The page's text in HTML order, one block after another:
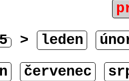
> leden
červenec